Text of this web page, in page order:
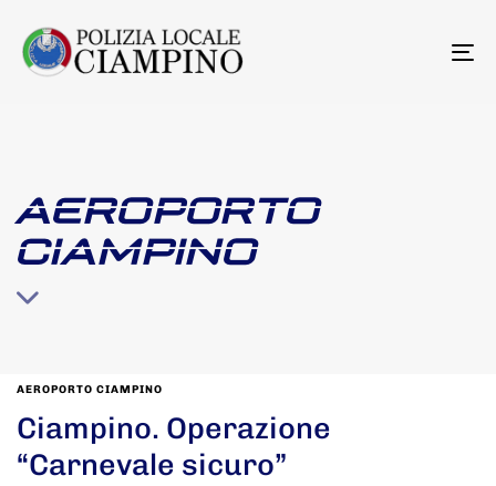
AEROPORTO
CIAMPINO
AEROPORTO CIAMPINO
Ciampino. Operazione
“Carnevale sicuro”